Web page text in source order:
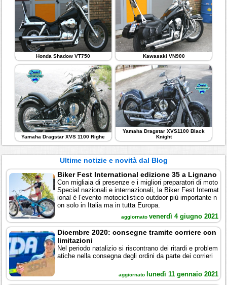
Honda Shadow VT750 Kawasaki VN900
Yamaha Dragstar XVS 1100 Righe
Yamaha Dragstar XVS1100 Black
Knight
Ultime notizie e novità dal Blog
Biker Fest International edizione 35 a Lignano
Con migliaia di presenze e i migliori preparatori di moto
Special nazionali e internazionali, la Biker Fest Internat
ional è l’evento motociclistico outdoor più importante n
on solo in Italia ma in tutta Europa.
aggiornato venerdì 4 giugno 2021
Dicembre 2020: consegne tramite corriere con
limitazioni
Nel periodo natalizio si riscontrano dei ritardi e problem
atiche nella consegna degli ordini da parte dei corrieri
aggiornato lunedì 11 gennaio 2021